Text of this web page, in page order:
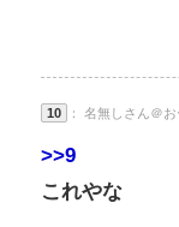
10 ： 名無しさん＠
>>9
これやな